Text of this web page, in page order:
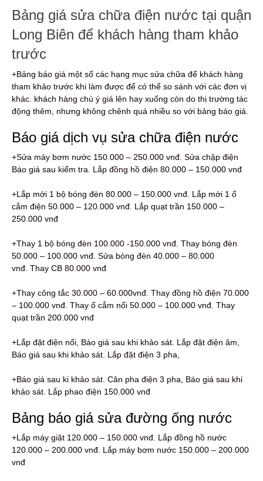
Bảng giá sửa chữa điện nước tại quận
Long Biên để khách hàng tham khảo
trước
+Bảng báo giá một số các hạng mục sửa chữa để khách hàng
tham khảo trước khi làm được để có thể so sánh với các đơn vị
khác. khách hàng chú ý giá lên hay xuống còn do thị trường tác
động thêm, nhưng không chênh quá nhiều so với bảng báo giá.
Báo giá dịch vụ sửa chữa điện nước
+Sửa máy bơm nước 150.000 – 250.000 vnđ. Sửa chập điện
Báo giá sau kiểm tra. Lắp đồng hồ điện 80.000 – 150.000 vnđ
+Lắp mới 1 bộ bóng đèn 80.000 – 150.000 vnđ. Lắp mới 1 ổ
cắm điện 50.000 – 120.000 vnđ. Lắp quạt trần 150.000 –
250.000 vnđ
+Thay 1 bộ bóng đèn 100.000 -150.000 vnđ. Thay bóng đèn
50.000 – 100.000 vnđ. Sửa bóng đèn 40.000 – 80.000
vnđ. Thay CB 80.000 vnđ
+Thay công tắc 30.000 – 60.000vnđ. Thay đồng hồ điện 70.000
– 100.000 vnđ. Thay ổ cắm nổi 50.000 – 100.000 vnđ. Thay
quạt trần 200.000 vnđ
+Lắp đặt điện nổi, Báo giá sau khi khảo sát. Lắp đặt điện âm,
Báo giá sau khi khảo sát. Lắp đặt điện 3 pha,
+Báo giá sau ki khảo sát. Cân pha điện 3 pha, Báo giá sau khi
khảo sát. Lắp phao điện 150.000 vnđ
Bảng báo giá sửa đường ống nước
+Lắp máy giặt 120.000 – 150.000 vnđ. Lắp đồng hồ nước
120.000 – 200.000 vnđ. Lắp máy bơm nước 150.000 – 200.000
vnđ